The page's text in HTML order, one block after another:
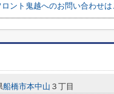
ント鬼越へのお問い合わせは
船橋市本中山 ３丁目